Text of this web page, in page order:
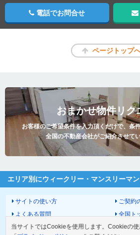
電話でお問合せ
ページトップ
おまかせ物件リク
お客様のご希望条件を入力頂くだけで、条
全国の不動産会社がご紹介させて
エリア別にウィークリー・マンスリーマ
サイトの使い方
ご契約
よくある質問
全国ト
サイトマップ
運営
当サイトではCookieを使用します。Cookieの